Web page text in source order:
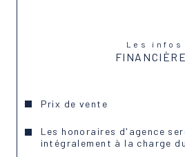
Montant estimé des dépenses
est exposé sont disponibles sur
www.georisques.gouv.fr.
Les infos
Prix de vente
Les honoraires d'agence
intégralement à la charge